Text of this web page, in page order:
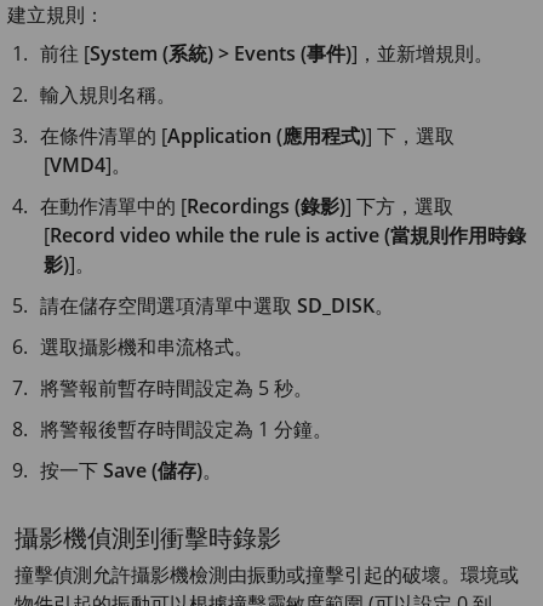
建立規則：
前往 [System (系統) > Events (事件)]，並新增規則。
輸入規則名稱。
在條件清單的 [Application (應用程式)] 下，選取
[VMD4]。
在動作清單中的 [Recordings (錄影)] 下方，選取
[Record video while the rule is active (當規則作用時錄
影)]。
請在儲存空間選項清單中選取SD_DISK。
選取攝影機和串流格式。
將警報前暫存時間設定為 5 秒。
將警報後暫存時間設定為 1 分鐘。
按一下Save (儲存)。
攝影機偵測到衝擊時錄影
撞擊偵測允許攝影機檢測由振動或撞擊引起的破壞。環境或